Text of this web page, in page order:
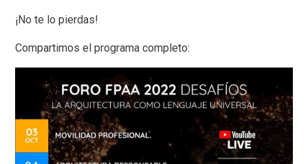
¡No te lo pierdas!
Compartimos el programa completo: